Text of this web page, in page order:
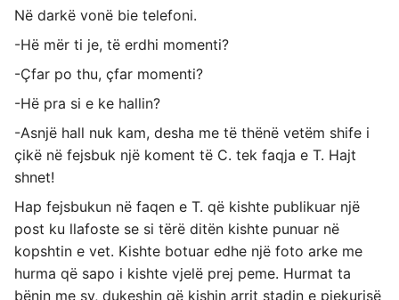
Në darkë vonë bie telefoni.
-Hë mër ti je, të erdhi momenti?
-Çfar po thu, çfar momenti?
-Hë pra si e ke hallin?
-Asnjë hall nuk kam, desha me të thënë vetëm shife i
çikë në fejsbuk një koment të C. tek faqja e T. Hajt
shnet!
Hap fejsbukun në faqen e T. që kishte publikuar një
post ku llafoste se si tërë ditën kishte punuar në
kopshtin e vet. Kishte botuar edhe një foto arke me
hurma që sapo i kishte vjelë prej peme. Hurmat ta
bënin me sy, dukeshin që kishin arrit stadin e pjekurisë